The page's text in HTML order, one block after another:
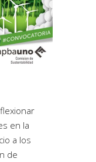
en la
a los
de